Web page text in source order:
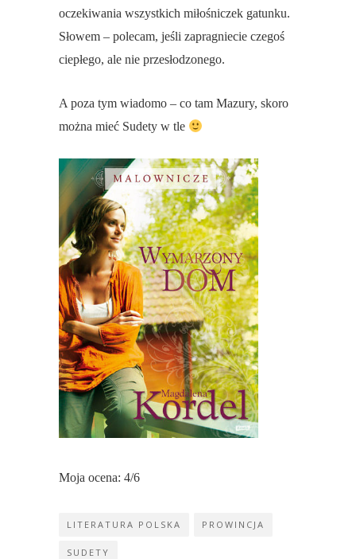
oczekiwania wszystkich miłośniczek gatunku.
Słowem – polecam, jeśli zapragniecie czegoś
ciepłego, ale nie przesłodzonego.
A poza tym wiadomo – co tam Mazury, skoro
można mieć Sudety w tle
Moja ocena: 4/6
LITERATURA POLSKA PROWINCJA
SUDETY